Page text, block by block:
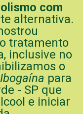
com
alternativa.
tratamento
inclusive no
o
para
- SP que
e iniciar